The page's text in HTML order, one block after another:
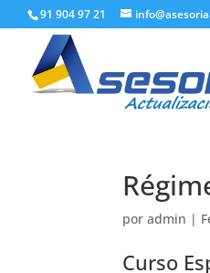
91 904 97 21
poradmin |
Curso